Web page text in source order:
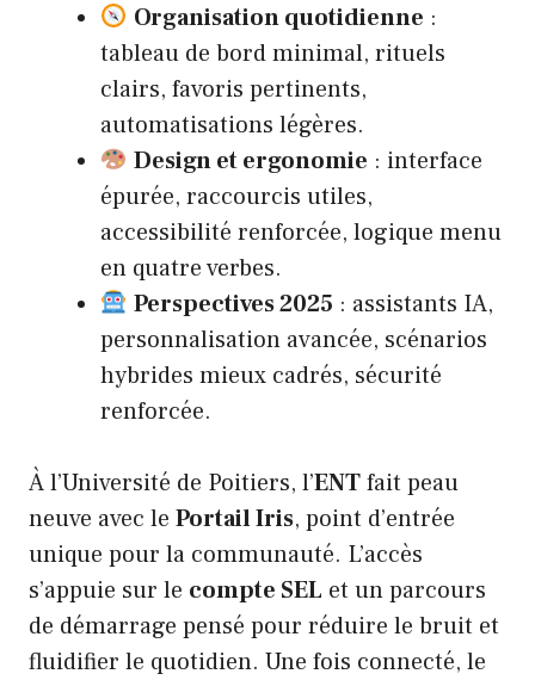
Organisation quotidienne :
tableau de bord minimal, rituels
clairs, favoris pertinents,
automatisations légères.
Design et ergonomie : interface
épurée, raccourcis utiles,
accessibilité renforcée, logique menu
en quatre verbes.
Perspectives 2025 : assistants IA,
personnalisation avancée, scénarios
hybrides mieux cadrés, sécurité
renforcée.
À l’Université de Poitiers, l’ENTfait peau
neuve avec le Portail Iris, point d’entrée
unique pour la communauté. L’accès
s’appuie sur le compte SEL et un parcours
de démarrage pensé pour réduire le bruit et
fluidifier le quotidien. Une fois connecté, le